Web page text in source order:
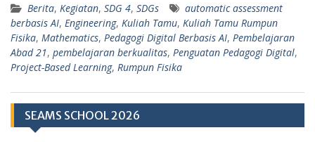
Berita, Kegiatan, SDG 4, SDGs
automatic assessment
berbasis AI, Engineering, Kuliah Tamu, Kuliah Tamu Rumpun
Fisika, Mathematics, Pedagogi Digital Berbasis AI, Pembelajaran
Abad 21, pembelajaran berkualitas, Penguatan Pedagogi Digital,
Project-Based Learning, Rumpun Fisika
SEAMS SCHOOL 2026